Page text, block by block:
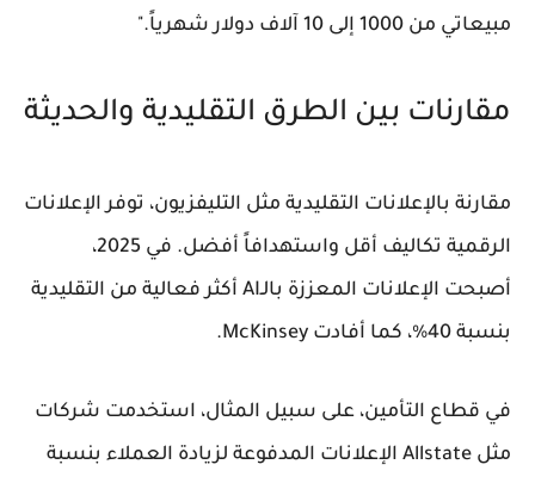
مبيعاتي من 1000 إلى 10 آلاف دولار شهرياً."
مقارنات بين الطرق التقليدية والحديثة
مقارنة بالإعلانات التقليدية مثل التليفزيون، توفر الإعلانات
الرقمية تكاليف أقل واستهدافاً أفضل. في 2025،
أصبحت الإعلانات المعززة بالـAI أكثر فعالية من التقليدية
بنسبة 40%، كما أفادت McKinsey.
في قطاع التأمين، على سبيل المثال، استخدمت شركات
مثل Allstate الإعلانات المدفوعة لزيادة العملاء بنسبة